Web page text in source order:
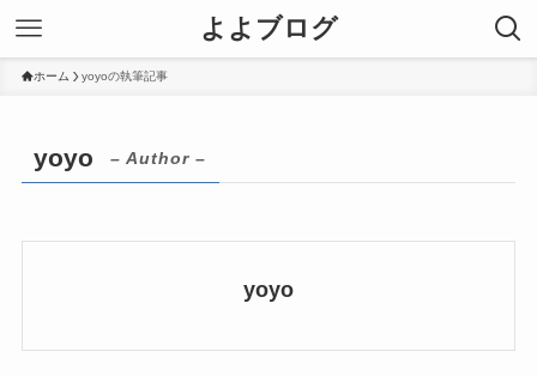
よよブログ
ホーム yoyoの執筆記事
yoyo – Author –
yoyo